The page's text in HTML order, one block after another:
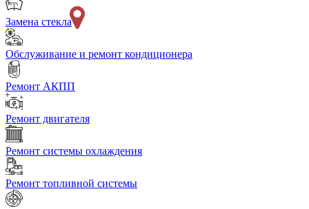
Замена стекла
Обслуживание и ремонт кондиционера
Ремонт АКПП
Ремонт двигателя
Ремонт системы охлаждения
Ремонт топливной системы